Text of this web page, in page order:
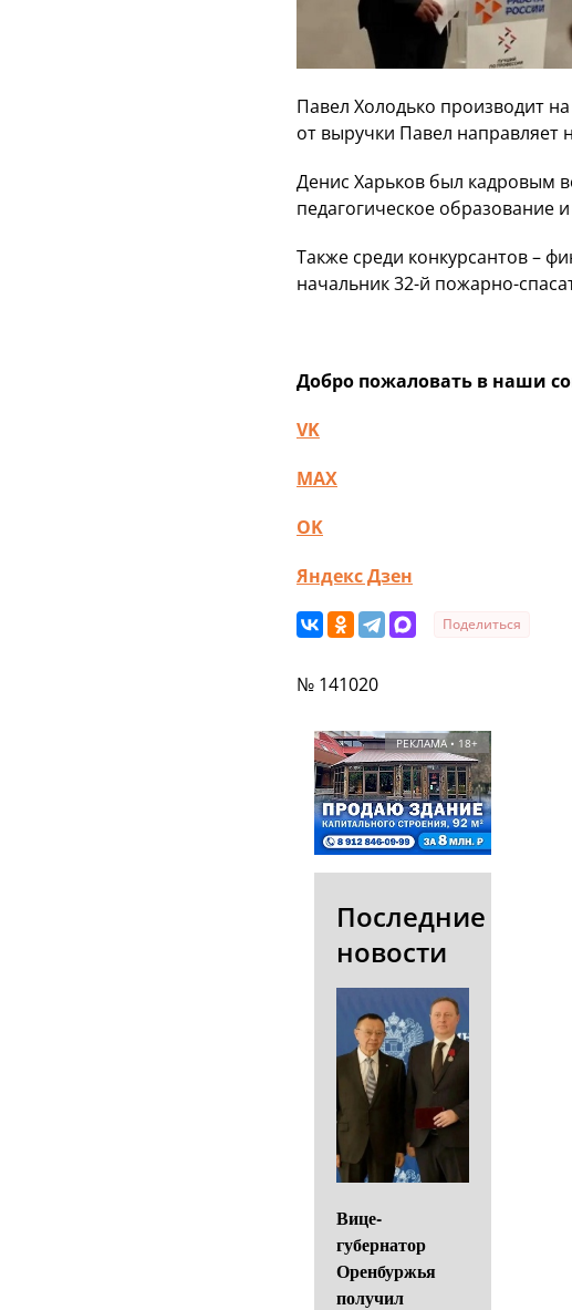
Павел Холодько производит
от выручки Павел направляет
Денис Харьков был кадровым
педагогическое образование
Также среди конкурсантов –
начальник 32-й пожарно-
Добро пожаловать в наши
VK
MAX
OK
Яндекс Дзен
Поделиться
№ 141020
РЕКЛАМА • 18+
Последние
новости
Вице-
губернатор
Оренбуржья
получил